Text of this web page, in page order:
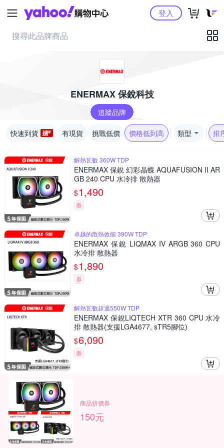
Yahoo購物中心登入
ENERMAX 保銳科技
追蹤品牌
快速到貨 有現貨 挑戰低價 價格低到高 類型 排
解熱瓦數 360W TDP
ENERMAX 保銳 幻彩晶蝶 AQUAFUSION II AR
GB 240 CPU 水冷排 散熱器
$1,490
券
卓越的散熱效能 390W TDP
ENERMAX 保銳 LIQMAX IV ARGB 360 CPU
水冷排 散熱器
$1,890
券
解熱瓦數超過550W TDP
ENERMAX 保銳LIQTECH XTR 360 CPU 水冷
排 散熱器(支援LGA4677, sTR5腳位)
$6,090
券
商品折價券
150元